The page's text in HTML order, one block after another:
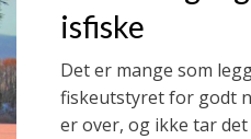
isfiske
Det er mange som
fiskeutstyret for godt
er over, og ikke tar